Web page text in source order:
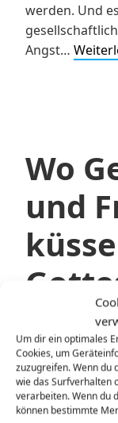
Um dir ein optimales
Cookies, um
zuzugreifen. Wenn du
wie das Surfverhalten
verarbeiten. Wenn du
können bestimmte
werden. Und
Angst…
Wo
und
Veröffentlicht am